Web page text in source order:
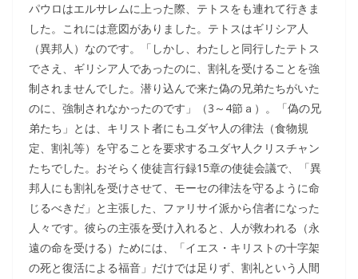
パウロはエルサレムに上った際、テトスをも連れて行きま
した。これには意図がありました。テトスはギリシア人
（異邦人）なのです。「しかし、わたしと同行したテトス
でさえ、ギリシア人であったのに、割礼を受けることを強
制されませんでした。潜り込んで来た偽の兄弟たちがいた
のに、強制されなかったのです」（3～4節ａ）。「偽の兄
弟たち」とは、キリスト者にもユダヤ人の律法（食物規
定、割礼等）を守ることを要求するユダヤ人クリスチャン
たちでした。おそらく使徒言行録15章の使徒会議で、「異
邦人にも割礼を受けさせて、モーセの律法を守るように命
じるべきだ」と主張した、ファリサイ派から信者になった
人々です。彼らの主張を受け入れると、人が救われる（永
遠の命を受ける）ためには、「イエス・キリストの十字架
の死と復活による福音」だけでは足りず、割礼という人間